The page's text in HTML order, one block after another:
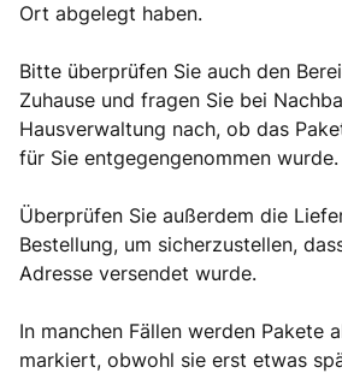
Ort abgelegt haben.
Bitte überprüfen Sie auch den
Zuhause und fragen Sie bei
Hausverwaltung nach, ob das
für Sie entgegengenommen wurde.
Überprüfen Sie außerdem die
Bestellung, um sicherzustellen,
Adresse versendet wurde.
In manchen Fällen werden Pakete
markiert, obwohl sie erst etwas